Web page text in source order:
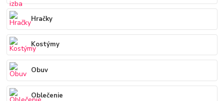
Hračky
Kostýmy
Obuv
Oblečenie